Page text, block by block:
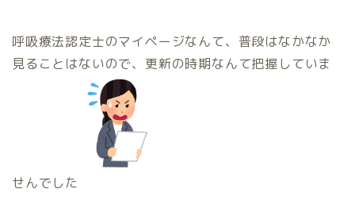
呼吸療法認定士のマイページなんて、普段はなかなか
見ることはないので、更新の時期なんて把握していま
せんでした